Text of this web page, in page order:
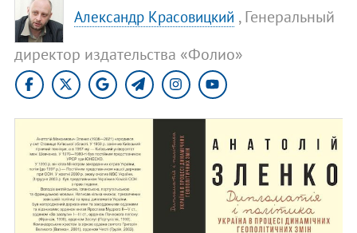
Александр Красовицкий , Генеральный
директор издательства «Фолио»